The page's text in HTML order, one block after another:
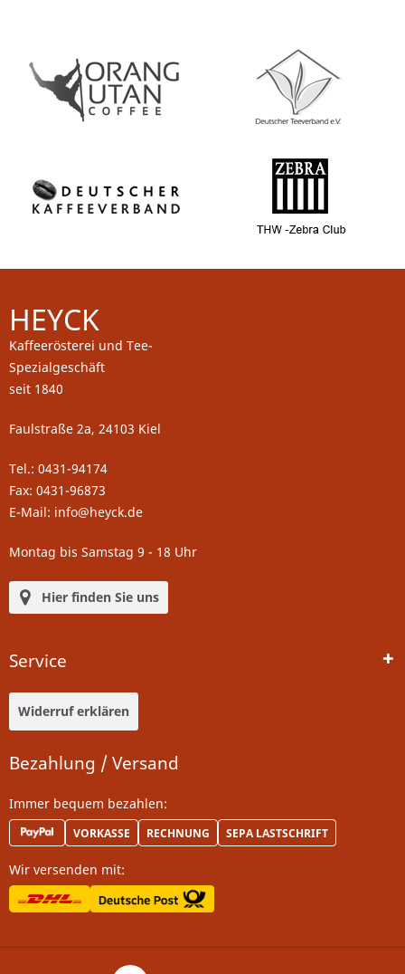
HEYCK
Kaffeerösterei und Tee-
Spezialgeschäft
seit 1840
Faulstraße 2a, 24103 Kiel
Tel.: 0431-94174
Fax: 0431-96873
E-Mail: info@heyck.de
Montag bis Samstag 9 - 18 Uhr
Hier finden Sie uns
Service
Widerruf erklären
Bezahlung / Versand
Immer bequem bezahlen:
VORKASSE RECHNUNG SEPA LASTSCHRIFT
Wir versenden mit: